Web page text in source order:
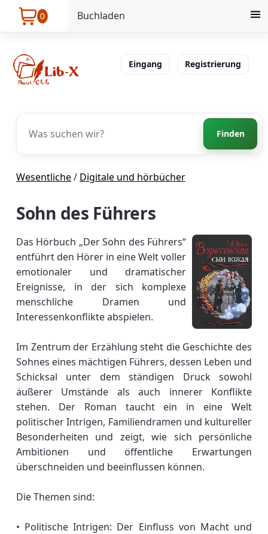
0 Buchladen
Eingang Registrierung
Finden
Wesentliche/ Digitale und hörbücher
Sohn des Führers
Das Hörbuch „Der Sohn des Führers“
entführt den Hörer in eine Welt voller
emotionaler und dramatischer
Ereignisse, in der sich komplexe
menschliche Dramen und
Interessenkonflikte abspielen.
Im Zentrum der Erzählung steht die Geschichte des
Sohnes eines mächtigen Führers, dessen Leben und
Schicksal unter dem ständigen Druck sowohl
äußerer Umstände als auch innerer Konflikte
stehen. Der Roman taucht ein in eine Welt
politischer Intrigen, Familiendramen und kultureller
Besonderheiten und zeigt, wie sich persönliche
Ambitionen und öffentliche Erwartungen
überschneiden und beeinflussen können.
Die Themen sind:
• Politische Intrigen: Der Einfluss von Macht und